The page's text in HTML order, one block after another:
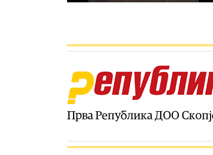
Прва Република ДОО